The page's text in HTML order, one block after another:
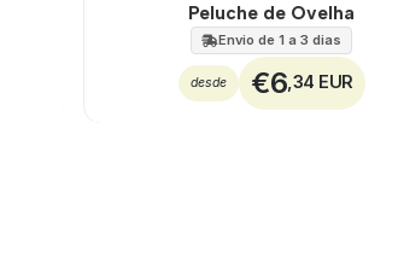
Peluche de Ovelha
Envio de 1 a 3 dias
desde €6 ,34 EUR